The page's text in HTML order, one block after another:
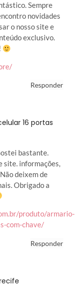
Sempre
novidades
o nosso site e
exclusivo.
Responder
16 portas
bastante.
site. informações,
deixem de
Obrigado a
produto/armario-
com-chave/
Responder